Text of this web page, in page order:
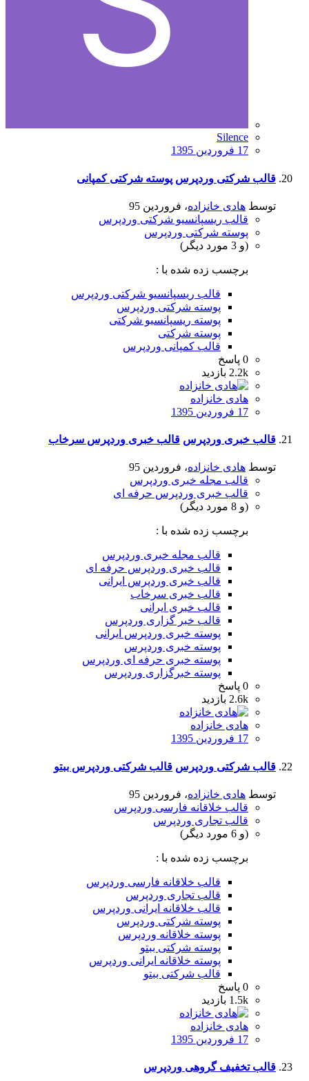
Silence
17 فروردین 1395
قالب شرکتی وردپرس پوسته شرکتی کمپانی
توسط هادی خانزاده، فروردین 95
قالب ریسپانسیو شرکتی وردپرس
پوسته شرکتی وردپرس
(و 3 مورد دیگر)
برچسب زده شده با :
قالب ریسپانسیو شرکتی وردپرس
پوسته شرکتی وردپرس
پوسته ریسپانسیو شرکتی
پوسته شرکتی
قالب کمپانی وردپرس
0 پاسخ
2.2k بازدید
هادی خانزاده
17 فروردین 1395
قالب خبری وردپرس قالب خبری وردپرس سرخاب
توسط هادی خانزاده، فروردین 95
قالب مجله خبری وردپرس
قالب خبری وردپرس حرفه ای
(و 8 مورد دیگر)
برچسب زده شده با :
قالب مجله خبری وردپرس
قالب خبری وردپرس حرفه ای
قالب خبری وردپرس ایرانی
قالب خبری سرخاب
قالب خبری ایرانی
قالب خبر گزاری وردپرس
پوسته خبری وردپرس ایرانی
پوسته خبری وردپرس
پوسته خبری حرفه ای وردپرس
پوسته خبرگزاری وردپرس
0 پاسخ
2.6k بازدید
هادی خانزاده
17 فروردین 1395
قالب شرکتی وردپرس قالب شرکتی وردپرس ببتو
توسط هادی خانزاده، فروردین 95
قالب خلاقانه فارسی وردپرس
قالب تجاری وردپرس
(و 6 مورد دیگر)
برچسب زده شده با :
قالب خلاقانه فارسی وردپرس
قالب تجاری وردپرس
قالب خلاقانه ایرانی وردپرس
پوسته شرکتی وردپرس
پوسته خلاقانه وردپرس
پوسته شرکتی ببتو
پوسته خلاقانه ایرانی وردپرس
قالب شرکتی ببتو
0 پاسخ
1.5k بازدید
هادی خانزاده
17 فروردین 1395
قالب تخفیف گروهی وردپرس